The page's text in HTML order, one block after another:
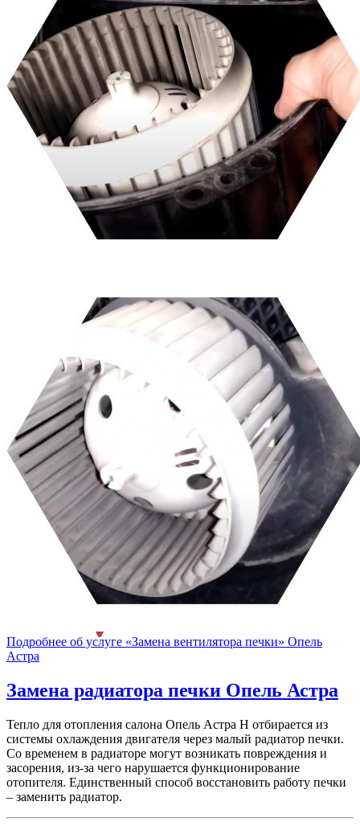
Подробнее об услуге «Замена вентилятора печки» Опель
Астра
Замена радиатора печки Опель Астра
Тепло для отопления салона Опель Астра Н отбирается из
системы охлаждения двигателя через малый радиатор печки.
Со временем в радиаторе могут возникать повреждения и
засорения, из-за чего нарушается функционирование
отопителя. Единственный способ восстановить работу печки
– заменить радиатор.